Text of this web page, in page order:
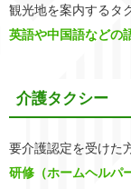
観光地を案内するタ
英語や中国語などの
介護タクシー
要介護認定を受けた
研修（ホームヘルパ